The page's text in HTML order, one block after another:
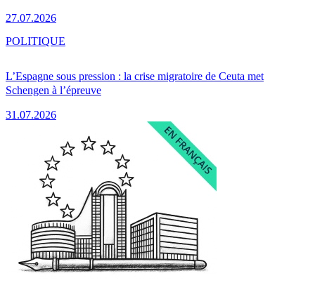
27.07.2026
L’Espagne sous pression : la crise migratoire de Ceuta met
Schengen à l’épreuve
31.07.2026
POLITIQUE